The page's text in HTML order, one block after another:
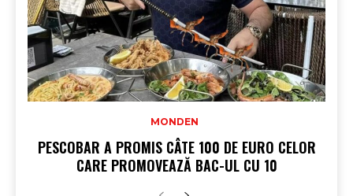
MONDEN
PESCOBAR A PROMIS CÂTE 100 DE EURO CELOR
CARE PROMOVEAZĂ BAC-UL CU 10